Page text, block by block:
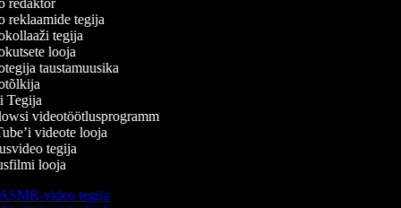
tegija
tegija
looja
taustamuusika
videotöötlusprogramm
videote looja
tegija
looja
video tegija